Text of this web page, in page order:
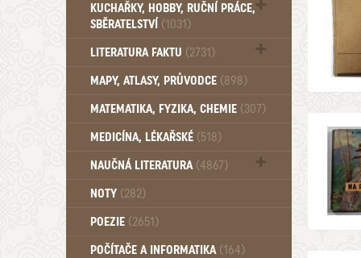
KUCHAŘKY, HOBBY, RUČNÍ PRÁCE,
SBĚRATELSTVÍ (1031)
Dům a byt (102)
LITERATURA FAKTU (2731)
Katalogy (503)
MAPY, ATLASY, PRŮVODCE (898)
MATEMATIKA, FYZIKA, CHEMIE (307)
MEDICÍNA, LÉKAŘSKÉ (518)
NAUČNÁ LITERATURA (4867)
Zdraví a zdraví životní styl (510)
NOTY (282)
POEZIE (2651)
POČÍTAČE A INFORMATIKA (164)